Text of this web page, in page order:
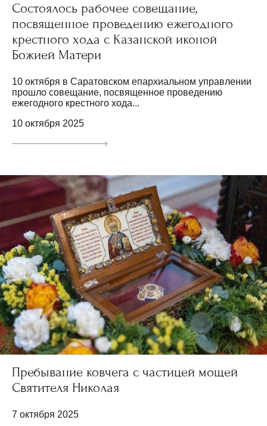
Состоялось рабочее совещание,
посвященное проведению ежегодного
крестного хода с Казанской иконой
Божией Матери
10 октября в Саратовском епархиальном управлении
прошло совещание, посвященное проведению
ежегодного крестного хода...
10 октября 2025
Пребывание ковчега с частицей мощей
Святителя Николая
7 октября 2025